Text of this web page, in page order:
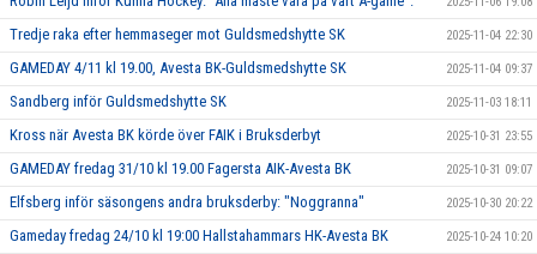
Tredje raka efter hemmaseger mot Guldsmedshytte SK 2025-11-04 22:30
GAMEDAY 4/11 kl 19.00, Avesta BK-Guldsmedshytte SK 2025-11-04 09:37
Sandberg inför Guldsmedshytte SK 2025-11-03 18:11
Kross när Avesta BK körde över FAIK i Bruksderbyt 2025-10-31 23:55
GAMEDAY fredag 31/10 kl 19.00 Fagersta AIK-Avesta BK 2025-10-31 09:07
Elfsberg inför säsongens andra bruksderby: "Noggranna" 2025-10-30 20:22
Gameday fredag 24/10 kl 19:00 Hallstahammars HK-Avesta BK 2025-10-24 10:20